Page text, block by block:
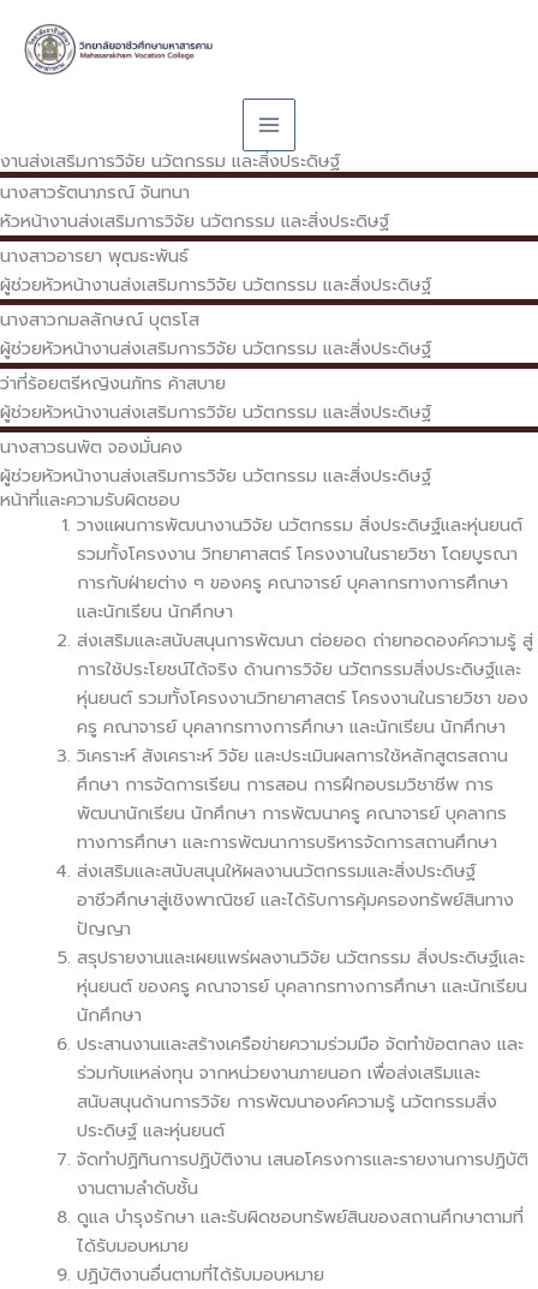
content
งานส่งเสริมการวิจัย นวัตกรรม และสิ่งประดิษฐ์
นางสาวรัตนาภรณ์ จันทนา
หัวหน้างานส่งเสริมการวิจัย นวัตกรรม และสิ่งประดิษฐ์
นางสาวอารยา พุฒธะพันธ์
ผู้ช่วยหัวหน้างานส่งเสริมการวิจัย นวัตกรรม และสิ่งประดิษฐ์
นางสาวกมลลักษณ์ บุตรโส
ผู้ช่วยหัวหน้างานส่งเสริมการวิจัย นวัตกรรม และสิ่งประดิษฐ์
ว่าที่ร้อยตรีหญิงนภัทร ค้าสบาย
ผู้ช่วยหัวหน้างานส่งเสริมการวิจัย นวัตกรรม และสิ่งประดิษฐ์
นางสาวธนพัต จองมั่นคง
ผู้ช่วยหัวหน้างานส่งเสริมการวิจัย นวัตกรรม และสิ่งประดิษฐ์
หน้าที่และความรับผิดชอบ
วางแผนการพัฒนางานวิจัย นวัตกรรม สิ่งประดิษฐ์และหุ่นยนต์
รวมทั้งโครงงาน วิทยาศาสตร์ โครงงานในรายวิชา โดยบูรณา
การกับฝ่ายต่าง ๆ ของครู คณาจารย์ บุคลากรทางการศึกษา
และนักเรียน นักศึกษา
ส่งเสริมและสนับสนุนการพัฒนา ต่อยอด ถ่ายทอดองค์ความรู้ สู่
การใช้ประโยชน์ได้จริง ด้านการวิจัย นวัตกรรมสิ่งประดิษฐ์และ
หุ่นยนต์ รวมทั้งโครงงานวิทยาศาสตร์ โครงงานในรายวิชา ของ
ครู คณาจารย์ บุคลากรทางการศึกษา และนักเรียน นักศึกษา
วิเคราะห์ สังเคราะห์ วิจัย และประเมินผลการใช้หลักสูตรสถาน
ศึกษา การจัดการเรียน การสอน การฝึกอบรมวิชาชีพ การ
พัฒนานักเรียน นักศึกษา การพัฒนาครู คณาจารย์ บุคลากร
ทางการศึกษา และการพัฒนาการบริหารจัดการสถานศึกษา
ส่งเสริมและสนับสนุนให้ผลงานนวัตกรรมและสิ่งประดิษฐ์
อาชีวศึกษาสู่เชิงพาณิชย์ และได้รับการคุ้มครองทรัพย์สินทาง
ปัญญา
สรุปรายงานและเผยแพร่ผลงานวิจัย นวัตกรรม สิ่งประดิษฐ์และ
หุ่นยนต์ ของครู คณาจารย์ บุคลากรทางการศึกษา และนักเรียน
นักศึกษา
ประสานงานและสร้างเครือข่ายความร่วมมือ จัดทำข้อตกลง และ
ร่วมกับแหล่งทุน จากหน่วยงานภายนอก เพื่อส่งเสริมและ
สนับสนุนด้านการวิจัย การพัฒนาองค์ความรู้ นวัตกรรมสิ่ง
ประดิษฐ์ และหุ่นยนต์
จัดทำปฏิทินการปฏิบัติงาน เสนอโครงการและรายงานการปฏิบัติ
งานตามลำดับชั้น
ดูแล บำรุงรักษา และรับผิดชอบทรัพย์สินของสถานศึกษาตามที่
ได้รับมอบหมาย
ปฏิบัติงานอื่นตามที่ได้รับมอบหมาย